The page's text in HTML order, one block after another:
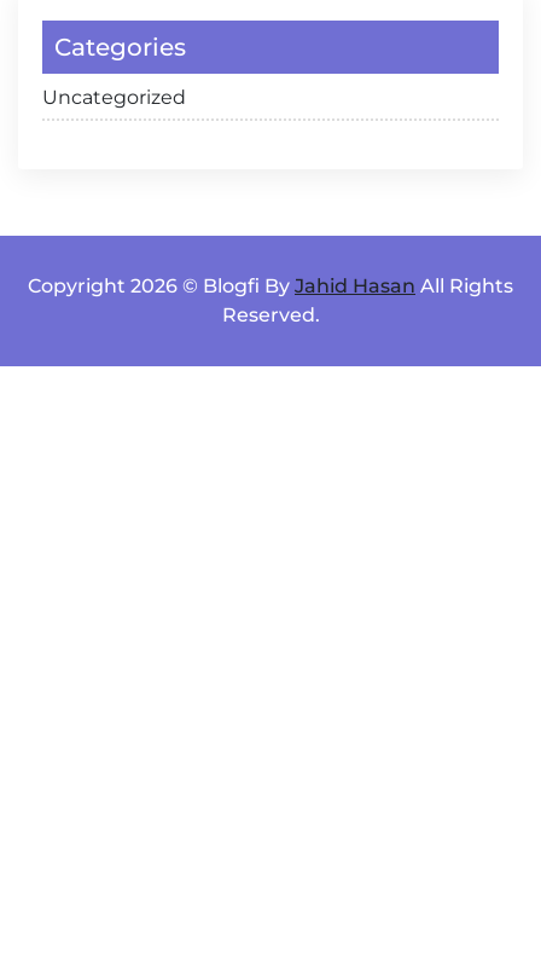
Categories
Uncategorized
Copyright 2026 © Blogfi By Jahid Hasan All Rights
Reserved.